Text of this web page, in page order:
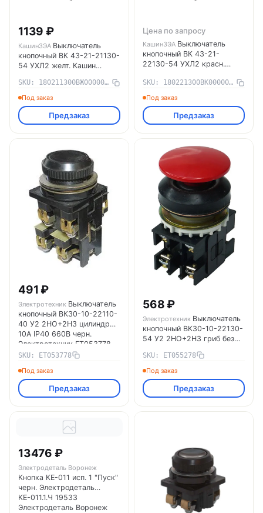
1139 ₽
КашинЗЭА Выключатель
кнопочный ВК 43-21-21130-
54 УХЛ2 желт. Кашин
КашинЗЭА
SKU: 180211300ВЖ000000000
Под заказ
Предзаказ
Цена по запросу
КашинЗЭА Выключатель
кнопочный ВК 43-21-
22130-54 УХЛ2 красн.
180221300ВК000000000
КашинЗЭА
SKU: 180221300ВК000000000
Под заказ
Предзаказ
491 ₽
Электротехник Выключатель
кнопочный ВК30-10-22110-
40 У2 2НО+2НЗ цилиндр
10А IP40 660В черн.
Электротехник ET053778
SKU: ET053778
Под заказ
Предзаказ
568 ₽
Электротехник Выключатель
кнопочный ВК30-10-22130-
54 У2 2НО+2НЗ гриб без
красн. Электротехник
ET055278
SKU: ET055278
Под заказ
Предзаказ
13476 ₽
Электродеталь Воронеж
Кнопка КЕ-011 исп. 1 "Пуск"
черн. Электродеталь
КЕ-011.1.Ч 19533
Электродеталь Воронеж